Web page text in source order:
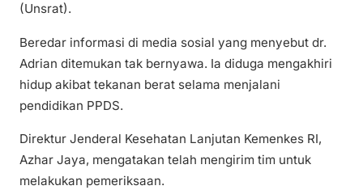
(Unsrat).
Beredar informasi di media sosial yang menyebut dr.
Adrian ditemukan tak bernyawa. Ia diduga mengakhiri
hidup akibat tekanan berat selama menjalani
pendidikan PPDS.
Direktur Jenderal Kesehatan Lanjutan Kemenkes RI,
Azhar Jaya, mengatakan telah mengirim tim untuk
melakukan pemeriksaan.